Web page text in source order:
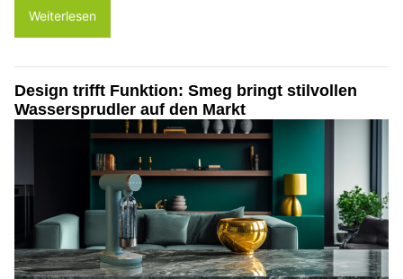
Weiterlesen
Design trifft Funktion: Smeg bringt stilvollen
Wassersprudler auf den Markt